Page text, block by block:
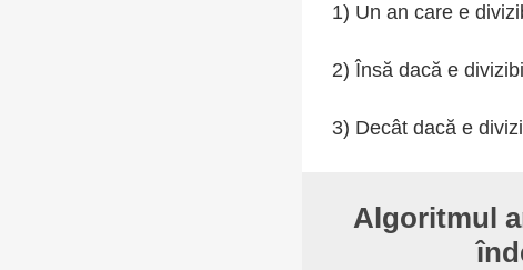
1) Un an care e
2) Însă dacă e
3) Decât dacă e
Algoritmul